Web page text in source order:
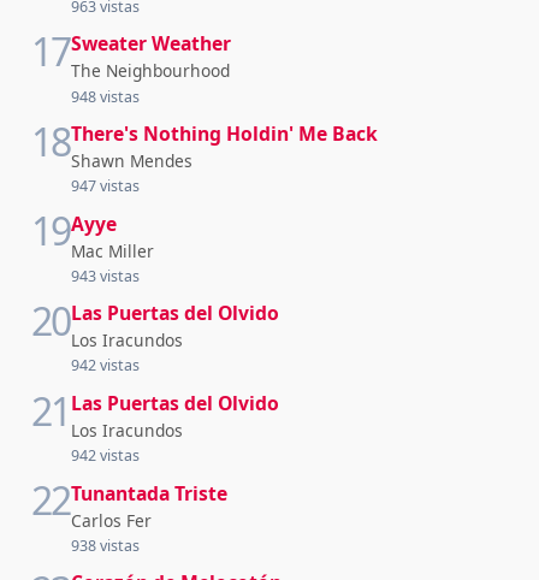
963 vistas
17Sweater Weather
The Neighbourhood
948 vistas
18There's Nothing Holdin' Me Back
Shawn Mendes
947 vistas
19Ayye
Mac Miller
943 vistas
20Las Puertas del Olvido
Los Iracundos
942 vistas
21 Las Puertas del Olvido
Los Iracundos
942 vistas
22Tunantada Triste
Carlos Fer
938 vistas